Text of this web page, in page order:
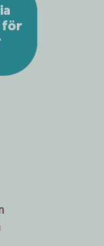
för